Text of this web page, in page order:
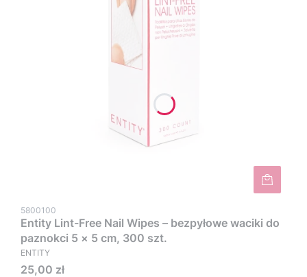
5800100
Entity Lint-Free Nail Wipes – bezpyłowe waciki do
paznokci 5 × 5 cm, 300 szt.
ENTITY
Cena
25,00 zł